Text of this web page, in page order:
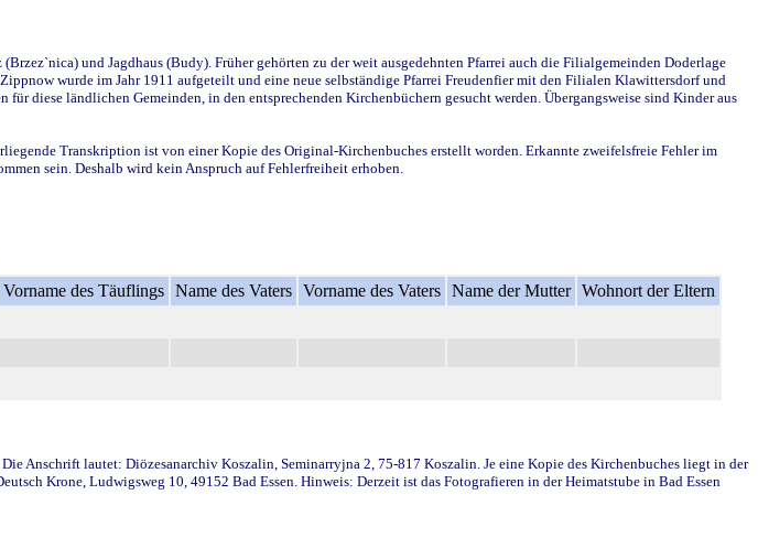
und Jagdhaus (Budy). Früher gehörten zu der weit ausgedehnten Pfarrei auch die Filialgemeinden Doderlage
wurde im Jahr 1911 aufgeteilt und eine neue selbständige Pfarrei Freudenfier mit den Filialen Klawittersdorf und
diese ländlichen Gemeinden, in den entsprechenden Kirchenbüchern gesucht werden. Übergangsweise sind Kinder aus
Transkription ist von einer Kopie des Original-Kirchenbuches erstellt worden. Erkannte zweifelsfreie Fehler im
sein. Deshalb wird kein Anspruch auf Fehlerfreiheit erhoben.
Vorname des Täuflings Name des Vaters Vorname des Vaters Name der Mutter Wohnort der Eltern
Anschrift lautet: Diözesanarchiv Koszalin, Seminarryjna 2, 75-817 Koszalin. Je eine Kopie des Kirchenbuches liegt in der
Krone, Ludwigsweg 10, 49152 Bad Essen. Hinweis: Derzeit ist das Fotografieren in der Heimatstube in Bad Essen